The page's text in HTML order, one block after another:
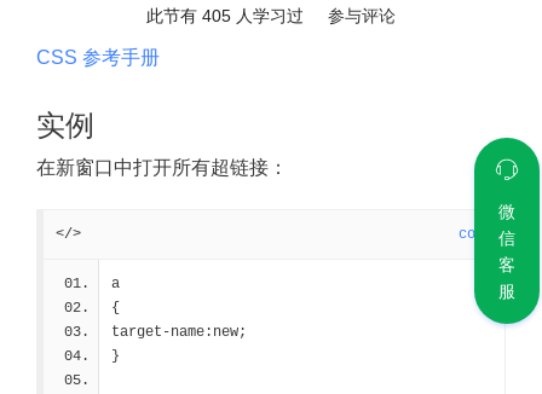
此节有 405 人学习过 参与评论
CSS 参考手册
实例
在新窗口中打开所有超链接：
</> code
a
{
target-name:new;
}
微
信
客
服